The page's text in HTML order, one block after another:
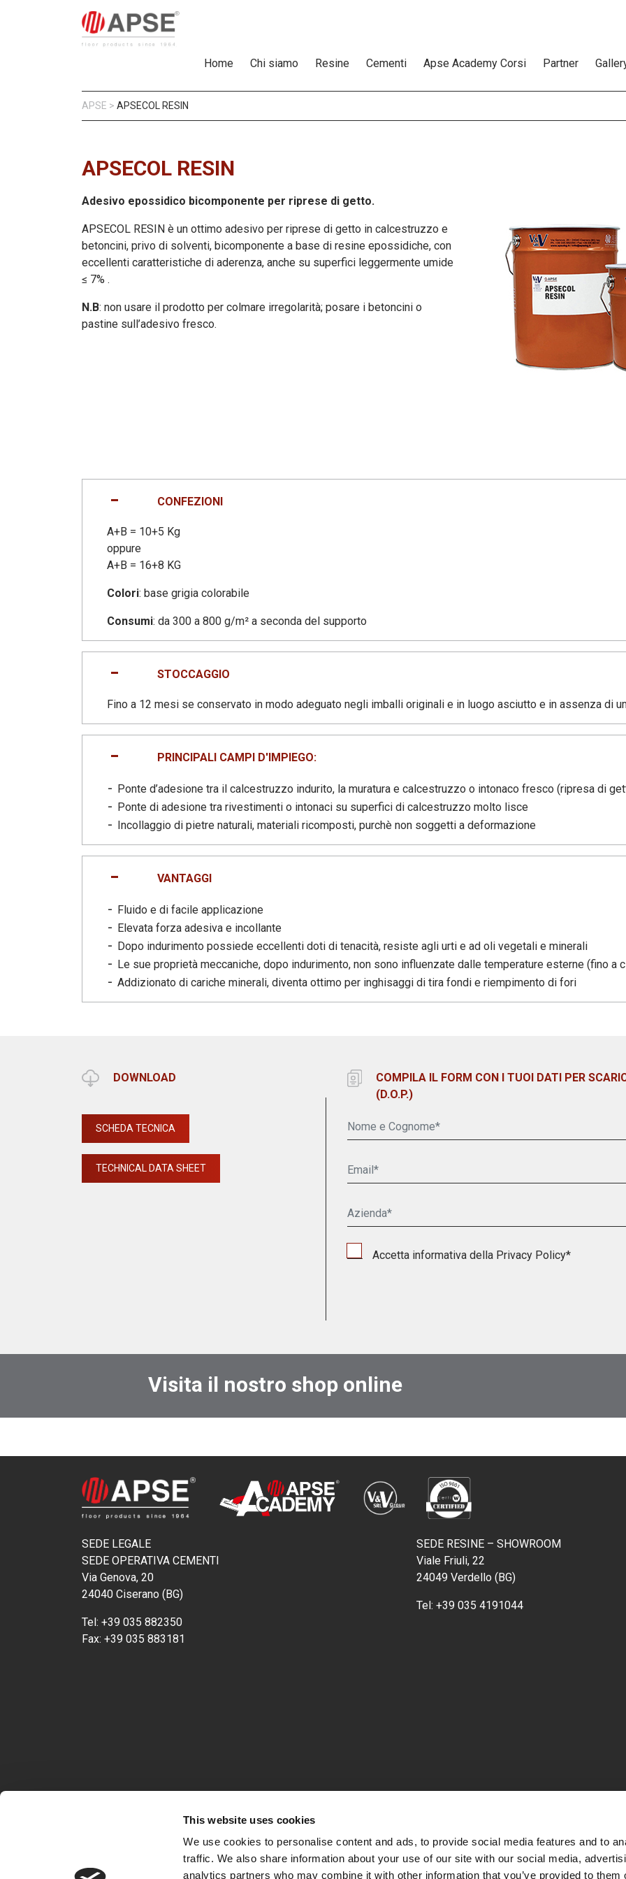
This website uses cookies
We use cookies to personalise content and ads, to provide social media features and to
traffic. We also share information about your use of our site with our social media,
analytics partners who may combine it with other information that you’ve provided to them
Home Chi siamo Resine Cementi Apse Academy Corsi Partner
APSE > APSECOL RESIN
APSECOL RESIN
Adesivo epossidico bicomponente per riprese di getto.
APSECOL RESIN è un ottimo adesivo per riprese di getto in calcestruzzo e
betoncini, privo di solventi, bicomponente a base di resine epossidiche, con
eccellenti caratteristiche di aderenza, anche su superfici leggermente umide
≤ 7% .
N.B: non usare il prodotto per colmare irregolarità; posare i betoncini o
pastine sull’adesivo fresco.
CONFEZIONI
A+B = 10+5 Kg
oppure
A+B = 16+8 KG
Colori: base grigia colorabile
Consumi: da 300 a 800 g/m² a seconda del supporto
STOCCAGGIO
Fino a 12 mesi se conservato in modo adeguato negli imballi originali e in luogo asciutto e in assenza di
PRINCIPALI CAMPI D'IMPIEGO:
Ponte d’adesione tra il calcestruzzo indurito, la muratura e calcestruzzo o intonaco fresco (ripresa di
Ponte di adesione tra rivestimenti o intonaci su superfici di calcestruzzo molto lisce
Incollaggio di pietre naturali, materiali ricomposti, purchè non soggetti a deformazione
VANTAGGI
Fluido e di facile applicazione
Elevata forza adesiva e incollante
Dopo indurimento possiede eccellenti doti di tenacità, resiste agli urti e ad oli vegetali e minerali
Le sue proprietà meccaniche, dopo indurimento, non sono influenzate dalle temperature esterne (fino a
Addizionato di cariche minerali, diventa ottimo per inghisaggi di tira fondi e riempimento di fori
DOWNLOAD
SCHEDA TECNICA
TECHNICAL DATA SHEET
COMPILA IL FORM CON I TUOI DATI PER
(D.O.P.)
Accetta informativa della Privacy Policy*
Visita il nostro shop online
SEDE LEGALE
SEDE OPERATIVA CEMENTI
Via Genova, 20
24040 Ciserano (BG)
Tel: +39 035 882350
Fax: +39 035 883181
SEDE RESINE – SHOWROOM
Viale Friuli, 22
24049 Verdello (BG)
Tel: +39 035 4191044